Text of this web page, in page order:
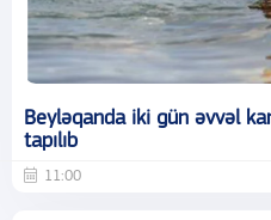
Beyləqanda iki gün əvvəl
tapılıb
11:00